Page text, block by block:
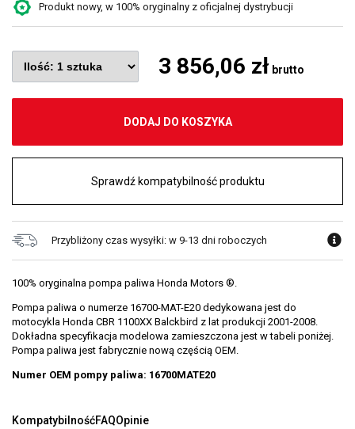
Produkt nowy, w 100% oryginalny z oficjalnej dystrybucji
3 856,06 zł brutto
DODAJ DO KOSZYKA
Sprawdź kompatybilność produktu
Przybliżony czas wysyłki: w 9-13 dni roboczych
100% oryginalna pompa paliwa Honda Motors ®.
Pompa paliwa o numerze 16700-MAT-E20 dedykowana jest do
motocykla Honda CBR 1100XX Balckbird z lat produkcji 2001-2008.
Dokładna specyfikacja modelowa zamieszczona jest w tabeli poniżej.
Pompa paliwa jest fabrycznie nową częścią OEM.
Numer OEM pompy paliwa: 16700MATE20
KompatybilnośćFAQOpinie